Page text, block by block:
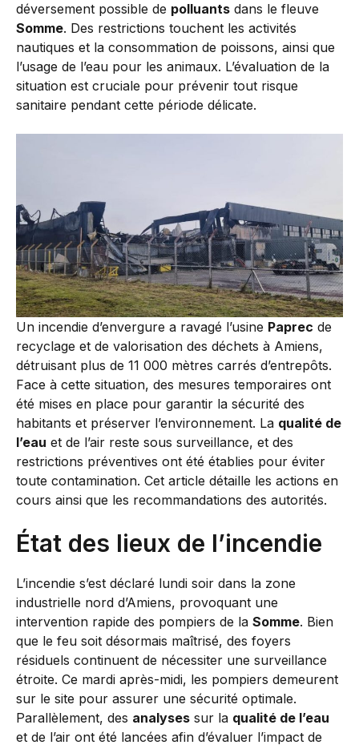
déversement possible de polluants dans le fleuve
Somme. Des restrictions touchent les activités
nautiques et la consommation de poissons, ainsi que
l’usage de l’eau pour les animaux. L’évaluation de la
situation est cruciale pour prévenir tout risque
sanitaire pendant cette période délicate.
Un incendie d’envergure a ravagé l’usine Paprec de
recyclage et de valorisation des déchets à Amiens,
détruisant plus de 11 000 mètres carrés d’entrepôts.
Face à cette situation, des mesures temporaires ont
été mises en place pour garantir la sécurité des
habitants et préserver l’environnement. La qualité de
l’eau et de l’air reste sous surveillance, et des
restrictions préventives ont été établies pour éviter
toute contamination. Cet article détaille les actions en
cours ainsi que les recommandations des autorités.
État des lieux de l’incendie
L’incendie s’est déclaré lundi soir dans la zone
industrielle nord d’Amiens, provoquant une
intervention rapide des pompiers de la Somme. Bien
que le feu soit désormais maîtrisé, des foyers
résiduels continuent de nécessiter une surveillance
étroite. Ce mardi après-midi, les pompiers demeurent
sur le site pour assurer une sécurité optimale.
Parallèlement, des analyses sur la qualité de l’eau
et de l’air ont été lancées afin d’évaluer l’impact de